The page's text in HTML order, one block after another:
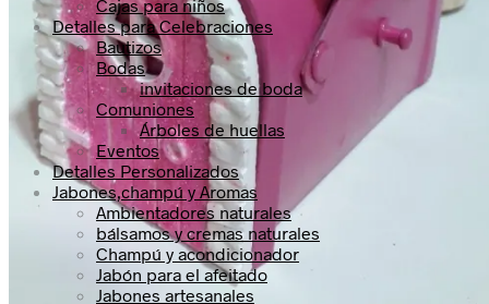
Cajas para niños
Detalles para Celebraciones
Bautizos
Bodas
invitaciones de boda
Comuniones
Árboles de huellas
Eventos
Detalles Personalizados
Jabones,champú y Aromas
Ambientadores naturales
bálsamos y cremas naturales
Champú y acondicionador
Jabón para el afeitado
Jabones artesanales